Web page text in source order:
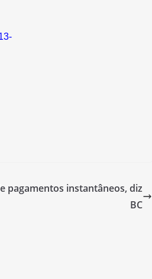
pagamentos instantâneos, diz
BC